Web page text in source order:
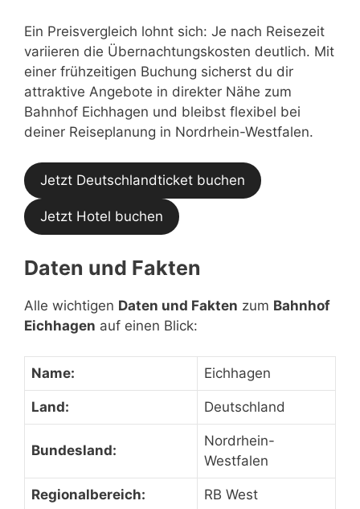
Ein Preisvergleich lohnt sich: Je nach Reisezeit
variieren die Übernachtungskosten deutlich. Mit
einer frühzeitigen Buchung sicherst du dir
attraktive Angebote in direkter Nähe zum
Bahnhof Eichhagen und bleibst flexibel bei
deiner Reiseplanung in Nordrhein-Westfalen.
Jetzt Deutschlandticket buchen
Jetzt Hotel buchen
Daten und Fakten
Alle wichtigen Daten und Fakten zum Bahnhof
Eichhagen auf einen Blick:
Name: Eichhagen
Land: Deutschland
Bundesland:
Nordrhein-
Westfalen
Regionalbereich: RB West